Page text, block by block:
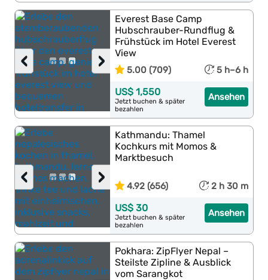
›
‹
Everest Base Camp
Hubschrauber-Rundflug &
Frühstück im Hotel Everest
View
5.00 (709) 5 h–6 h
Ansehen
US$ 1,550
Jetzt buchen & später
bezahlen
›
‹
Kathmandu: Thamel
Kochkurs mit Momos &
Marktbesuch
4.92 (656) 2 h 30 m
Ansehen
US$ 30
Jetzt buchen & später
bezahlen
Pokhara: ZipFlyer Nepal –
Steilste Zipline & Ausblick
vom Sarangkot